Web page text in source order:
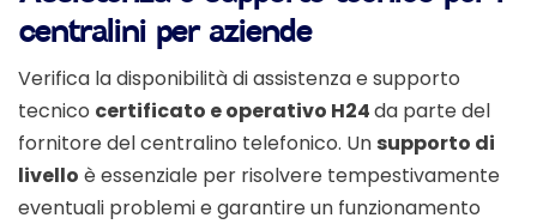
centralini per aziende
Verifica la disponibilità di assistenza e supporto
tecnico certificato e operativo H24da parte del
fornitore del centralino telefonico. Un supporto di
livello è essenziale per risolvere tempestivamente
eventuali problemi e garantire un funzionamento